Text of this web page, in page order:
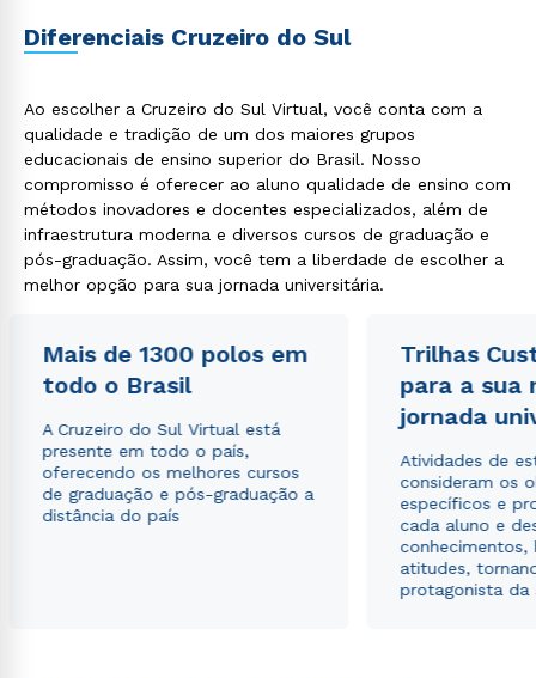
Diferenciais Cruzeiro do Sul
Ao escolher a Cruzeiro do Sul Virtual, você conta com a
qualidade e tradição de um dos maiores grupos
educacionais de ensino superior do Brasil. Nosso
compromisso é oferecer ao aluno qualidade de ensino com
métodos inovadores e docentes especializados, além de
infraestrutura moderna e diversos cursos de graduação e
pós-graduação. Assim, você tem a liberdade de escolher a
melhor opção para sua jornada universitária.
Mais de 1300 polos em
todo o Brasil
A Cruzeiro do Sul Virtual está
presente em todo o país,
oferecendo os melhores cursos
de graduação e pós-graduação a
distância do país
Trilhas
para a sua
jornada
Atividades de
consideram os
específicos e
cada aluno e
conhecimentos,
atitudes,
protagonista da